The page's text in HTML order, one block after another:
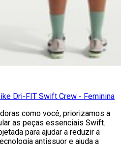
Dri-FIT Swift Crew - Feminina
como você, priorizamos a
as peças essenciais Swift.
para ajudar a reduzir a
antissuor e ajuda a